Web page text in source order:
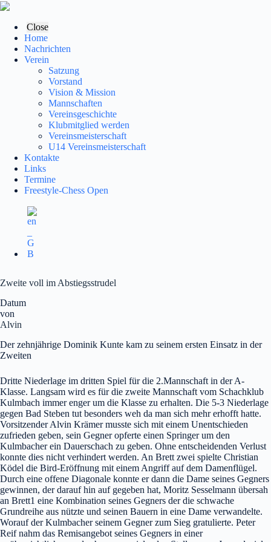
Zum
springenClose
Home
Nachrichten
Verein
Satzung
Vorstand
Vision & Mission
Mannschaften
Vereinsgeschichte
Klubmitglied werden
Vereinsmeisterschaft
U14 Vereinsmeisterschaft
Kontakte
Links
Termine
Freestyle-Chess Open
Zweite voll im Abstiegsstrudel
Datum
von
Alvin
Der zehnjährige Dominik Kunte kam zu seinem ersten Einsatz in der
Zweiten
Dritte Niederlage im dritten Spiel für die 2.Mannschaft in der A-
Klasse. Langsam wird es für die zweite Mannschaft vom Schachklub
Kulmbach immer enger um die Klasse zu erhalten. Die 5-3 Niederlage
gegen Bad Steben tut besonders weh da man sich mehr erhofft hatte.
Vorsitzender Alvin Krämer musste sich mit einem Unentschieden
zufrieden geben, sein Gegner opferte einen Springer um den
Kulmbacher ein Dauerschach zu geben. Ohne entscheidenden Verlust
konnte dies nicht verhindert werden. An Brett zwei spielte Christian
Ködel die Bird-Eröffnung mit einem Angriff auf dem Damenflügel.
Durch eine offene Diagonale konnte er dann die Dame seines Gegners
gewinnen, der darauf hin auf gegeben hat, Moritz Sesselmann übersah
an Brett1 eine Kombination seines Gegners der die schwache
Grundreihe aus nützte und seinen Bauern in eine Dame verwandelte.
Worauf der Kulmbacher seinem Gegner zum Sieg gratulierte. Peter
Reif nahm das Remisangebot seines Gegners in einer